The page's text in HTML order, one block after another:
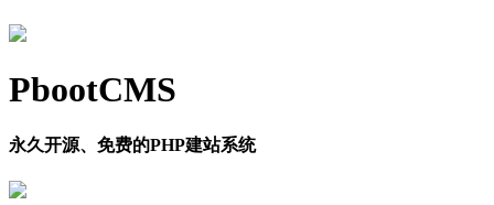
PbootCMS
永久开源、免费的PHP建站系统